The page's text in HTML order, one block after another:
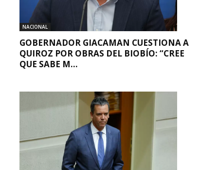
NACIONAL
GOBERNADOR GIACAMAN CUESTIONA A
QUIROZ POR OBRAS DEL BIOBÍO: “CREE
QUE SABE M...